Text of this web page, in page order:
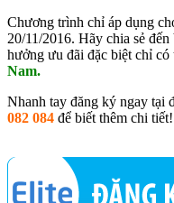
Chương trình chỉ áp dụng
20/11/2016. Hãy chia sẻ
hưởng ưu đãi đặc biệt chỉ có
Nam.
Nhanh tay đăng ký ngay tại
082 084 để biết thêm chi tiết!